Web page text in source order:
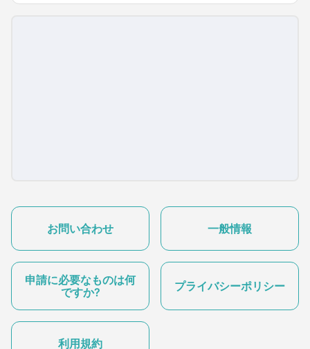
お問い合わせ 一般情報
申請に必要なものは何
ですか?
プライバシーポリシー
利用規約